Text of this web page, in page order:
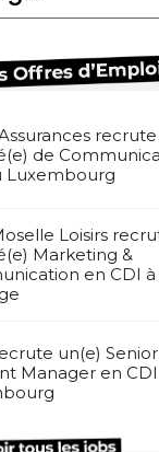
de
Luxembourg
Loisirs
Marketing &
en CDI à
un(e) Senior
Manager en